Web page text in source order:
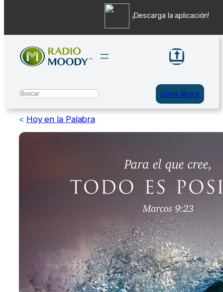
contenido
Search Dona Ahora
< Hoy en la Palabra
¡Descarga la aplicación!